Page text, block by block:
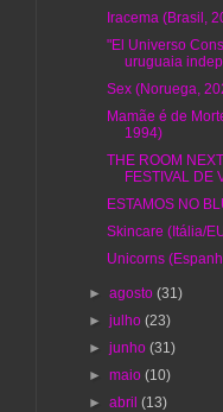
Iracema (Brasil,
"El Universo
uruguaia
Sex (Noruega,
Mamãe é de
1994)
THE ROOM
FESTIVAL DE
ESTAMOS NO
Skincare (Itália/
Unicorns
►agosto(31)
►julho(23)
►junho(31)
►maio(10)
►abril(13)